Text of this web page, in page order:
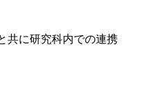
共に研究科内での連携